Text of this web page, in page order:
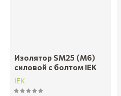
Изолятор SM25 (М6)
силовой с болтом IEK
IEK